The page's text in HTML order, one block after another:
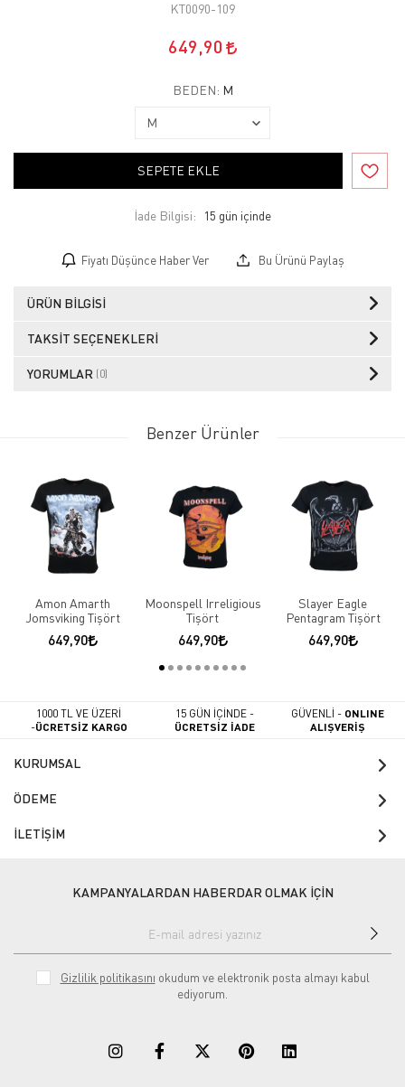
KT0090-109
649,90
BEDEN: M
SEPETE EKLE
İade Bilgisi:
Fiyatı Düşünce Haber Ver Bu Ürünü Paylaş
ÜRÜN BILGISI
TAKSIT SEÇENEKLERI
YORUMLAR (0)
Benzer Ürünler
Amon Amarth
Jomsviking Tişört
649,90
Moonspell Irreligious
Tişört
649,90
Slayer Eagle
Pentagram Tişört
649,90
1000 TL VE ÜZERİ
-ÜCRETSİZ KARGO
15 GÜN İÇİNDE -
ÜCRETSİZ İADE
GÜVENLİ - ONLINE
ALIŞVERİŞ
KURUMSAL
ÖDEME
İLETİŞİM
KAMPANYALARDAN HABERDAR OLMAK İÇİN
Gizlilik politikasını okudum ve elektronik posta almayı kabul
ediyorum.